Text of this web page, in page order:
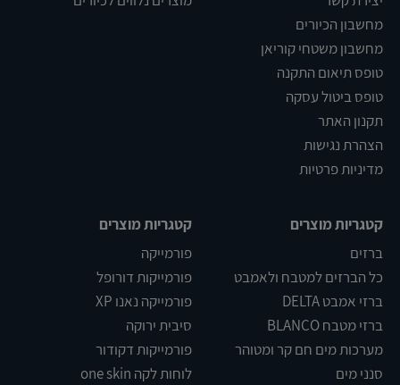
מחשבון הכיורים
מחשבון משטחי קוריאן
טופס תיאום התקנה
טופס ביטול עסקה
תקנון האתר
הצהרת נגישות
מדיניות פרטיות
קטגריות מוצרים
ברזים
כל הברזים למטבח ולאמבט
ברזי אמבט DELTA
ברזי מטבח BLANCO
מערכות מים חם קר ומטוהר
סנני מים
קטגריות מוצרים
פורמייקה
פורמייקות דורופל
פורמייקה נאנו XP
סיבית ירוקה
פורמייקות דקודור
לוחות לקה one skin